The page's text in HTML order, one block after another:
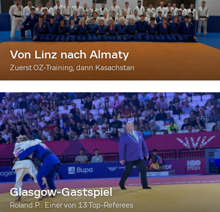
Von Linz nach Almaty
Zuerst OZ-Training, dann Kasachstan
Glasgow-Gastspiel
Roland P.: Einer von 13 Top-Referees